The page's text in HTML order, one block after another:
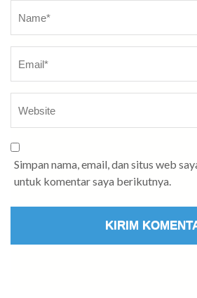
Simpan nama, email, dan situs web
untuk komentar saya berikutnya.